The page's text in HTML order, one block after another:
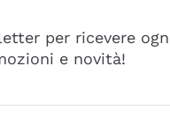
per ricevere
e novità!